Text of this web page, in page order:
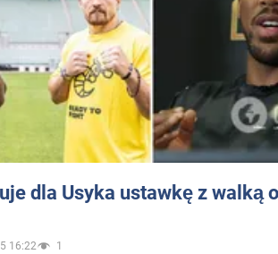
dla Usyka ustawkę z walką
16:22 1